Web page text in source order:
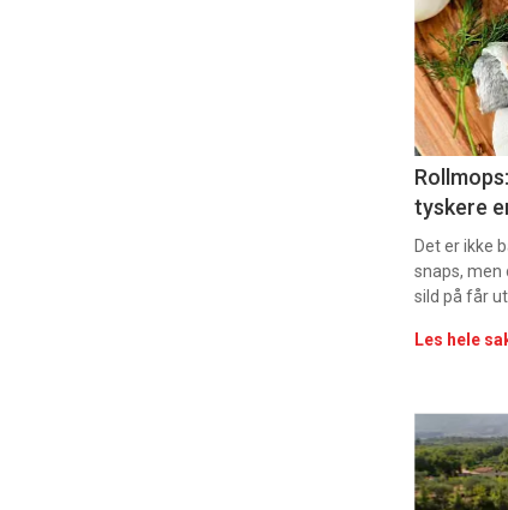
-
11
Ukens
vin
tyskere
Det er ikke
snaps, men
sild på får
Les hele
single